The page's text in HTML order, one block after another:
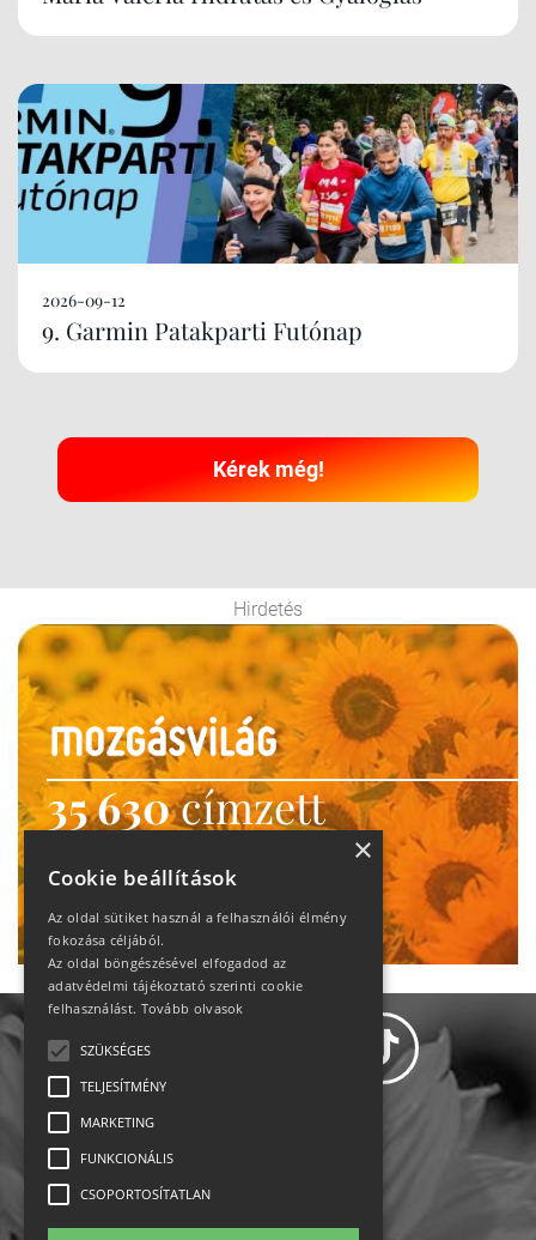
2026-09-12
9. Garmin Patakparti Futónap
Kérek még!
Hirdetés
35 630címzett
heti motiváció
Ne maradj le!
Állásajánlatok
×
Cookie beállítások
Az oldal sütiket használ a felhasználói élmény
fokozása céljából.
Az oldal böngészésével elfogadod az
adatvédelmi tájékoztató szerinti cookie
felhasználást. Tovább olvasok
SZÜKSÉGES
TELJESÍTMÉNY
MARKETING
FUNKCIONÁLIS
CSOPORTOSÍTATLAN